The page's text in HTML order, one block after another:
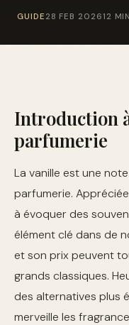
GUIDE 28 FEB 202612
Introduction
parfumerie
La vanille est une
parfumerie.
à évoquer des
élément clé dans de
et son prix peuvent
grands classiques.
des alternatives plus
merveille les